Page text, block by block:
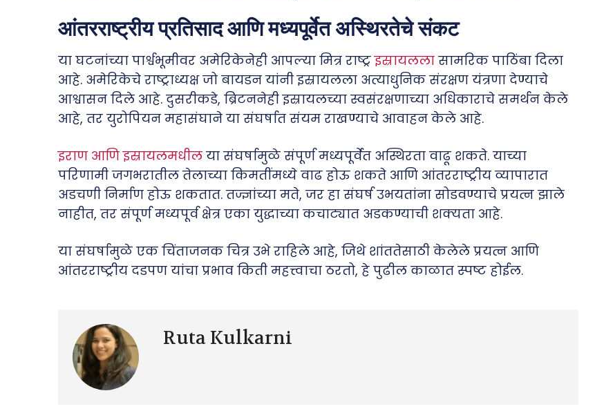
आंतरराष्ट्रीय प्रतिसाद आणि मध्यपूर्वेत अस्थिरतेचे संकट
या घटनांच्या पार्श्वभूमीवर अमेरिकेनेही आपल्या मित्र राष्ट्रइस्रायलला सामरिक पाठिंबा दिला
आहे. अमेरिकेचे राष्ट्राध्यक्ष जो बायडन यांनी इस्रायलला अत्याधुनिक संरक्षण यंत्रणा देण्याचे
आश्वासन दिले आहे. दुसरीकडे, ब्रिटननेही इस्रायलच्या स्वसंरक्षणाच्या अधिकाराचे समर्थन केले
आहे, तर युरोपियन महासंघाने या संघर्षात संयम राखण्याचे आवाहन केले आहे.
इराण आणि इस्रायलमधील या संघर्षामुळे संपूर्ण मध्यपूर्वेत अस्थिरता वाढू शकते. याच्या
परिणामी जगभरातील तेलाच्या किमतींमध्ये वाढ होऊ शकते आणि आंतरराष्ट्रीय व्यापारात
अडचणी निर्माण होऊ शकतात. तज्ज्ञांच्या मते, जर हा संघर्ष उभयतांना सोडवण्याचे प्रयत्न झाले
नाहीत, तर संपूर्ण मध्यपूर्व क्षेत्र एका युद्धाच्या कचाट्यात अडकण्याची शक्यता आहे.
या संघर्षामुळे एक चिंताजनक चित्र उभे राहिले आहे, जिथे शांततेसाठी केलेले प्रयत्न आणि
आंतरराष्ट्रीय दडपण यांचा प्रभाव किती महत्त्वाचा ठरतो, हे पुढील काळात स्पष्ट होईल.
Ruta Kulkarni